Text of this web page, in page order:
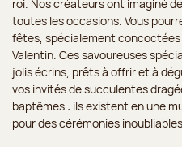
roi. Nos créateurs ont imaginé
toutes les occasions. Vous
fêtes, spécialement concoctées
Valentin. Ces savoureuses
jolis écrins, prêts à offrir et à
vos invités de succulentes
baptêmes : ils existent en une
pour des cérémonies